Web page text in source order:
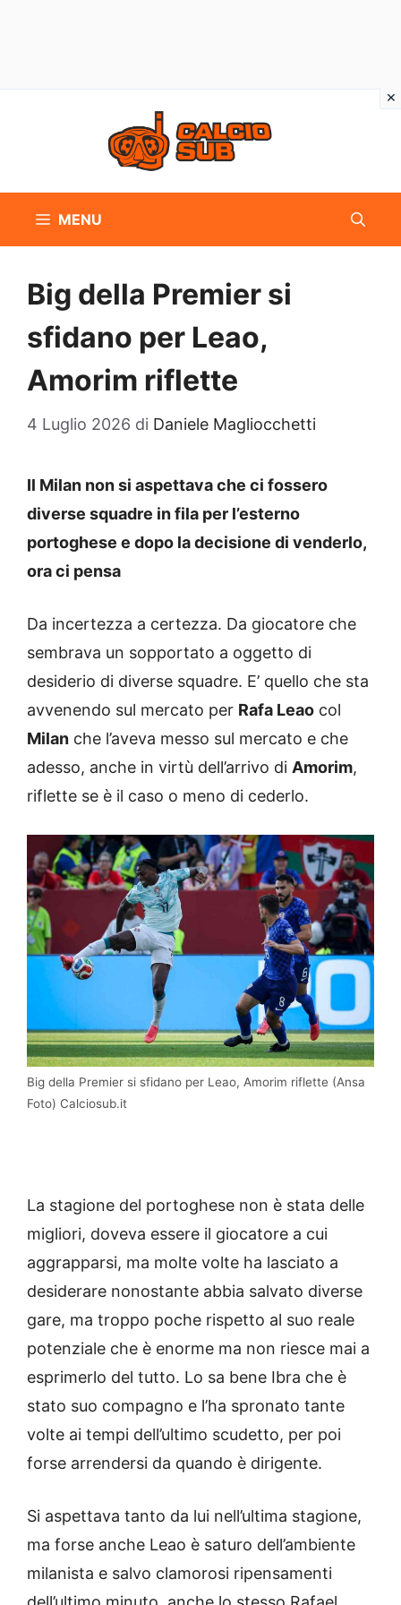
MENU
Big della Premier si
sfidano per Leao,
Amorim riflette
4 Luglio 2026 di Daniele Magliocchetti
Il Milan non si aspettava che ci fossero
diverse squadre in fila per l’esterno
portoghese e dopo la decisione di venderlo,
ora ci pensa
Da incertezza a certezza. Da giocatore che
sembrava un sopportato a oggetto di
desiderio di diverse squadre. E’ quello che sta
avvenendo sul mercato per Rafa Leao col
Milan che l’aveva messo sul mercato e che
adesso, anche in virtù dell’arrivo di Amorim,
riflette se è il caso o meno di cederlo.
Big della Premier si sfidano per Leao, Amorim riflette (Ansa
Foto) Calciosub.it
La stagione del portoghese non è stata delle
migliori, doveva essere il giocatore a cui
aggrapparsi, ma molte volte ha lasciato a
desiderare nonostante abbia salvato diverse
gare, ma troppo poche rispetto al suo reale
potenziale che è enorme ma non riesce mai a
esprimerlo del tutto. Lo sa bene Ibra che è
stato suo compagno e l’ha spronato tante
volte ai tempi dell’ultimo scudetto, per poi
forse arrendersi da quando è dirigente.
Si aspettava tanto da lui nell’ultima stagione,
ma forse anche Leao è saturo dell’ambiente
milanista e salvo clamorosi ripensamenti